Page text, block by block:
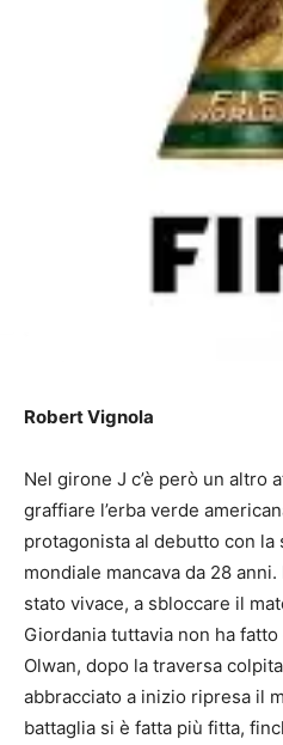
Robert Vignola
Nel girone J c’è però un altro
graffiare l’erba verde
protagonista al debutto con la
mondiale mancava da 28 anni.
stato vivace, a sbloccare il
Giordania tuttavia non ha
Olwan, dopo la traversa
abbracciato a inizio ripresa il
battaglia si è fatta più fitta,